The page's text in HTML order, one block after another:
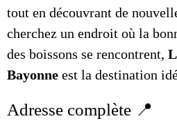
tout en découvrant de
cherchez un endroit où la
des boissons se rencontrent,
Bayonne est la destination
Adresse complète 📍